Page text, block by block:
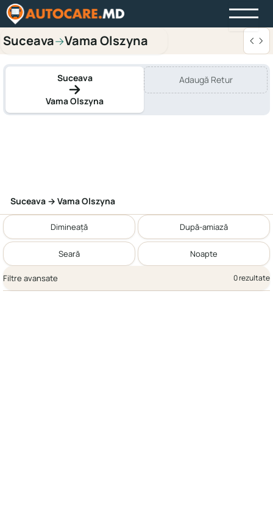
Suceava→Vama Olszyna
Suceava
Vama Olszyna
Adaugă Retur
Suceava → Vama Olszyna
Dimineață După-amiază
Seară Noapte
Filtre avansate 0 rezultate